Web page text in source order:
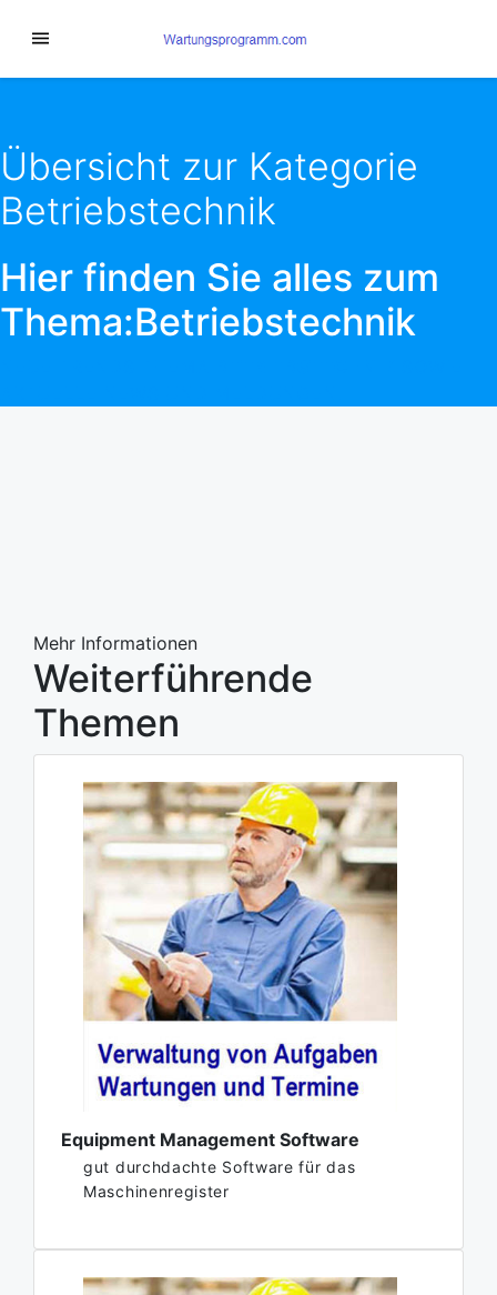
Übersicht zur Kategorie
Betriebstechnik
Hier finden Sie alles zum
Thema:Betriebstechnik
Mehr Informationen
Weiterführende
Themen
Equipment Management Software
gut durchdachte Software für das
Maschinenregister